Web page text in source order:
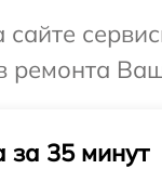
сайте
ремонта
за 35 минут